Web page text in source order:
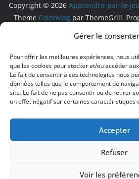
Gérer le
Pour offrir les meilleures expériences, nous
que les cookies pour stocker et/ou accéder
Le fait de consentir à ces technologies nous
données telles que le comportement de
site. Le fait de ne pas consentir ou de retirer
un effet négatif sur certaines caractéristiques
Accepter
Refuser
Voir les
Copyright © 2026 Apprendre-par-le-jeu
Theme ColorMagpar ThemeGrill.